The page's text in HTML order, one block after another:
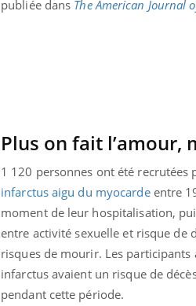
publiée dans The American Journal
Plus on fait
1 120 personnes ont été recrutées
infarctus aigu du myocardeentre
moment de leur hospitalisation,
entre activité sexuelle et risque de
risques de mourir. Les participants
infarctus avaient un risque de
pendant cette période.